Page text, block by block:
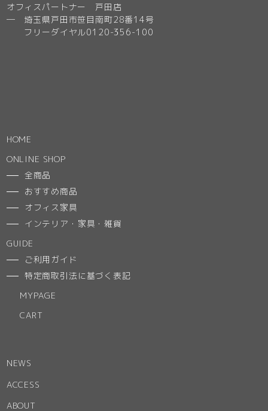
オフィスパートナー 戸田店
─ 埼玉県戸田市笹目南町28番14号
フリーダイヤル0120-356-100
HOME
ONLINE SHOP
全商品
おすすめ商品
オフィス家具
インテリア・家具・雑貨
GUIDE
ご利用ガイド
特定商取引法に基づく表記
MYPAGE
CART
NEWS
ACCESS
ABOUT